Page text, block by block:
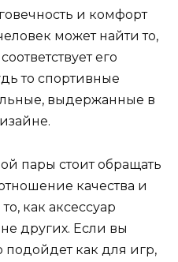
и комфорт
может найти то,
его
то спортивные
выдержанные в
пары стоит обращать
качества и
как аксессуар
других. Если вы
подойдет как для игр,